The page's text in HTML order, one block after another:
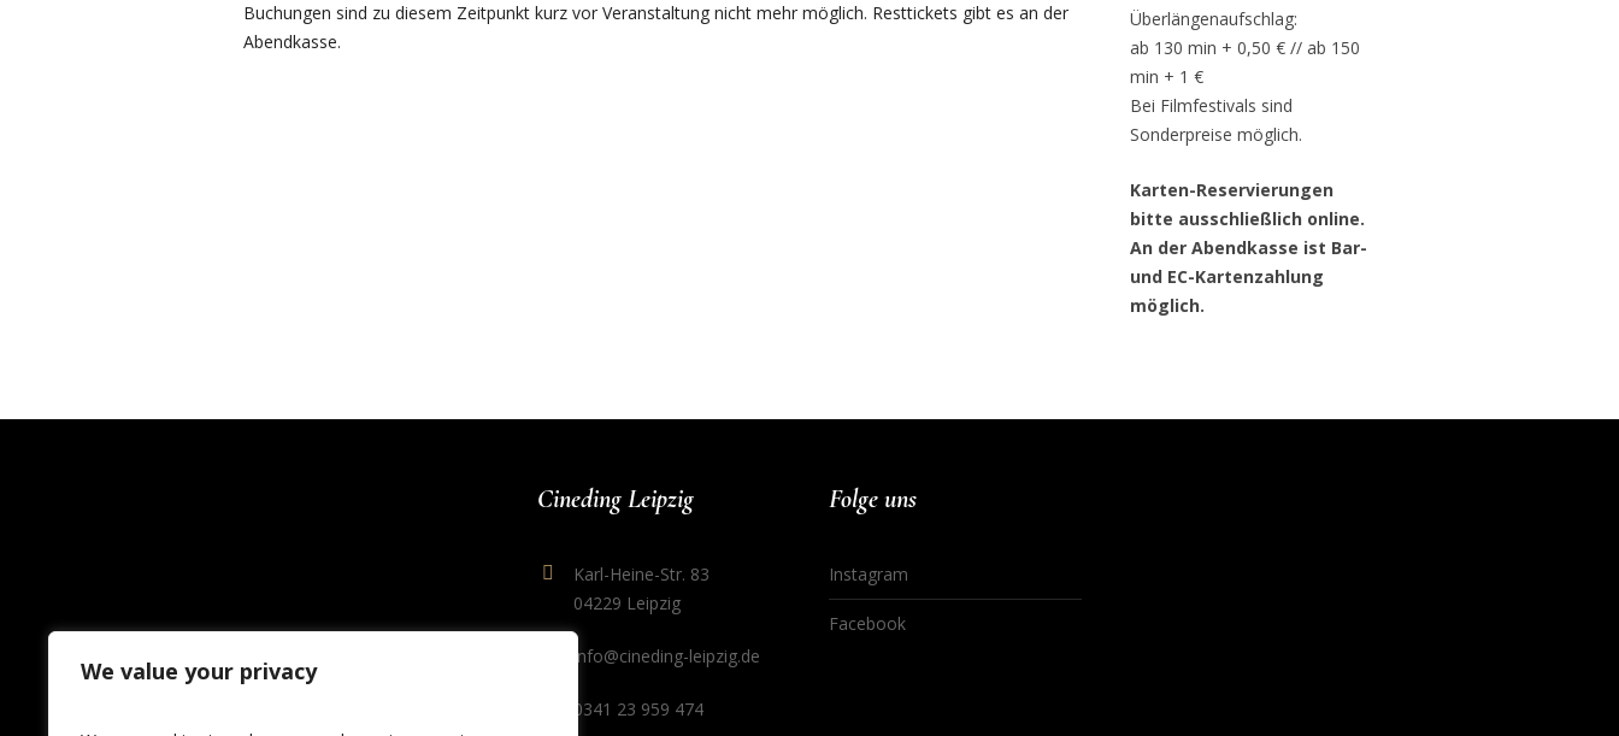
We value your privacy
Buchungen sind zu diesem Zeitpunkt kurz vor Veranstaltung nicht mehr möglich. Resttickets gibt es an der
Abendkasse.
Überlängenaufschlag:
ab 130 min + 0,50 € // ab 150
min + 1 €
Bei Filmfestivals sind
Sonderpreise möglich.
Karten-Reservierungen
bitte ausschließlich online.
An der Abendkasse ist Bar-
und EC-Kartenzahlung
möglich.
Cineding Leipzig
Karl-Heine-Str. 83
04229 Leipzig
info@cineding-leipzig.de
0341 23 959 474
Folge uns
Instagram
Facebook